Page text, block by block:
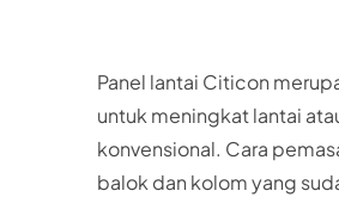
Panel lantai Citicon
untuk meningkat lantai
konvensional. Cara
balok dan kolom yang